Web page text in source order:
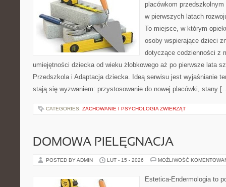
placówkom
w pierwszych latach
To miejsce, w którym
osoby wspierające dzieci
dotyczące codzienności z
umiejętności dziecka od wieku żłobkowego aż po pierwsze lata
Przedszkola i Adaptacja dziecka. Ideą serwisu jest wyjaśnianie
stają się wyzwaniem: przystosowanie do nowej placówki, stany
CATEGORIES: ZACHOWANIE I PSYCHOLOGIA ZWIERZĄT
DOMOWA PIELĘGNACJA
POSTED BY ADMIN LUT - 15 - 2026 MOŻLIWOŚĆ
Estetica-Endermologia to